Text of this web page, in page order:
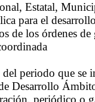
Estatal,
para el
de los órdenes
periodo que se
Desarrollo
periódico o